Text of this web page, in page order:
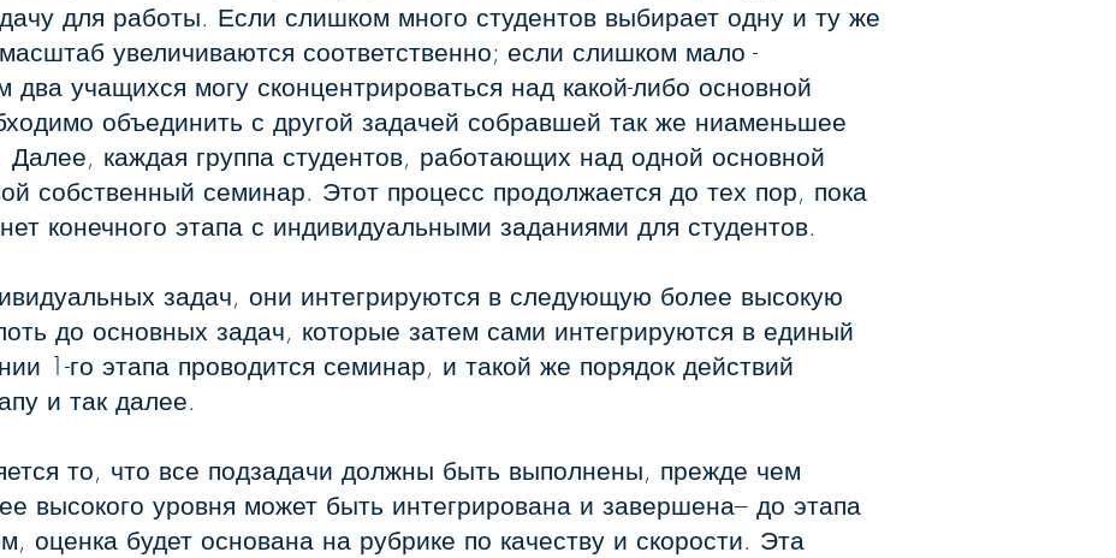
для работы. Если слишком много студентов выбирает одну и ту же
увеличиваются соответственно; если слишком мало -
учащихся могу сконцентрироваться над какой-либо основной
объединить с другой задачей собравшей так же ниаменьшее
Далее, каждая группа студентов, работающих над одной основной
собственный семинар. Этот процесс продолжается до тех пор, пока
конечного этапа с индивидуальными заданиями для студентов.
задач, они интегрируются в следующую более высокую
до основных задач, которые затем сами интегрируются в единый
1-го этапа проводится семинар, и такой же порядок действий
и так далее.
то, что все подзадачи должны быть выполнены, прежде чем
высокого уровня может быть интегрирована и завершена– до этапа
оценка будет основана на рубрике по качеству и скорости. Эта